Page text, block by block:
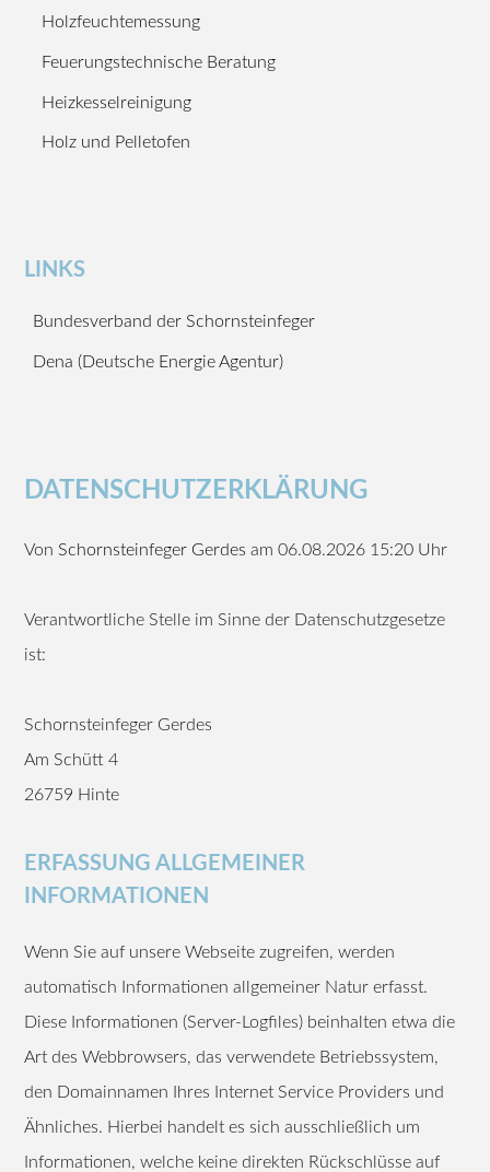
Holzfeuchtemessung
Feuerungstechnische Beratung
Heizkesselreinigung
Holz und Pelletofen
LINKS
Bundesverband der Schornsteinfeger
Dena (Deutsche Energie Agentur)
DATENSCHUTZERKLÄRUNG
Von Schornsteinfeger Gerdes am 06.08.2026 15:20 Uhr
Verantwortliche Stelle im Sinne der Datenschutzgesetze
ist:
Schornsteinfeger Gerdes
Am Schütt 4
26759 Hinte
ERFASSUNG ALLGEMEINER
INFORMATIONEN
Wenn Sie auf unsere Webseite zugreifen, werden
automatisch Informationen allgemeiner Natur erfasst.
Diese Informationen (Server-Logfiles) beinhalten etwa die
Art des Webbrowsers, das verwendete Betriebssystem,
den Domainnamen Ihres Internet Service Providers und
Ähnliches. Hierbei handelt es sich ausschließlich um
Informationen, welche keine direkten Rückschlüsse auf